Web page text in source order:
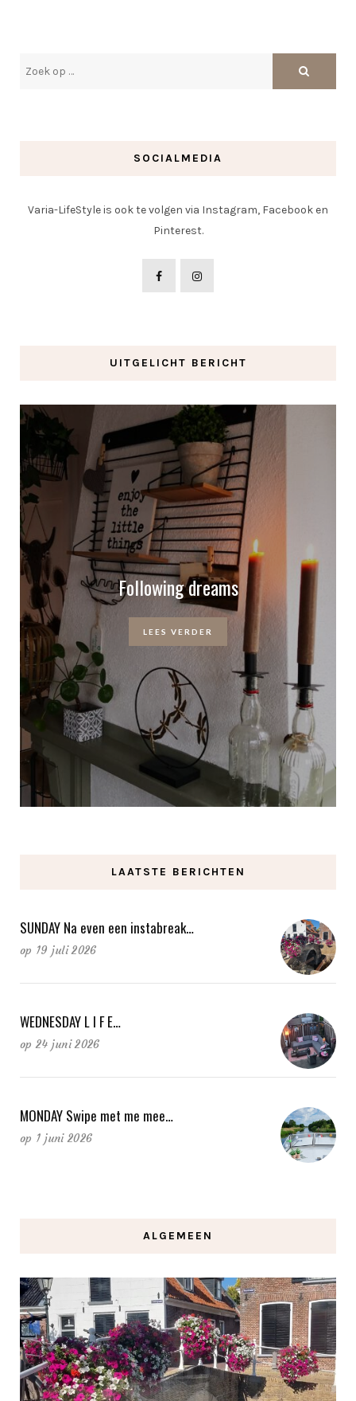
SOCIALMEDIA
Varia-LifeStyle is ook te volgen via Instagram, Facebook en
Pinterest.
UITGELICHT BERICHT
Following dreams
LEES VERDER
LAATSTE BERICHTEN
SUNDAY Na even een instabreak…
op 19 juli 2026
WEDNESDAY L I F E…
op 24 juni 2026
MONDAY Swipe met me mee…
op 1 juni 2026
ALGEMEEN